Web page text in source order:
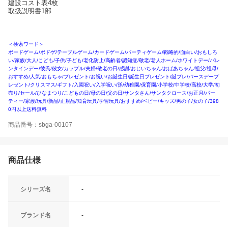
建設コスト表4枚
取扱説明書1部
＜検索ワード＞
ボードゲーム/ボドゲ/テーブルゲーム/カードゲーム/パーティゲーム/戦略的/面白い/おもしろ
い/家族/大人/こども/子供/子ども/老化防止/高齢者/認知症/敬老/老人ホーム/ホワイトデー/バレ
ンタインデー/彼氏/彼女/カップル/夫婦/敬老の日/感謝/おじいちゃん/おばあちゃん/祖父/祖母/
おすすめ/人気/おもちゃ/プレゼント/お祝い/お誕生日/誕生日プレゼント/誕プレ/バースデープ
レゼント/クリスマス/ギフト/入園祝い/入学祝い/孫/幼稚園/保育園/小学校/中学校/高校/大学/初
売り/セール/ひなまつり/こどもの日/母の日/父の日/サンタさん/サンタクロース/お正月/パー
ティー/家族/玩具/新品/正規品/知育玩具/学習玩具/おすすめ/ベビー/キッズ/男の子/女の子/398
0円以上送料無料
商品番号：sbga-00107
商品仕様
シリーズ名 -
ブランド名 -